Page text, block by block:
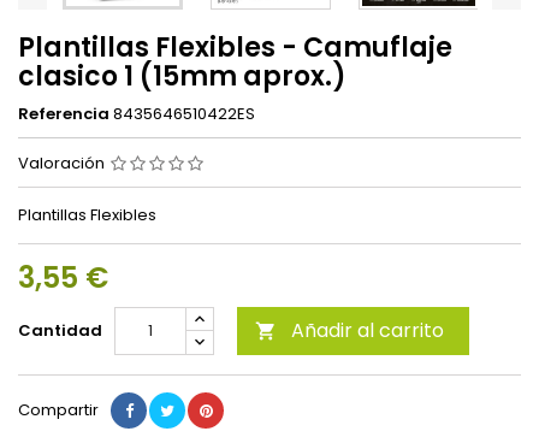
Plantillas Flexibles - Camuflaje
clasico 1 (15mm aprox.)
Referencia 8435646510422ES
Valoración
Plantillas Flexibles
3,55 €
Cantidad  Añadir al carrito
Compartir